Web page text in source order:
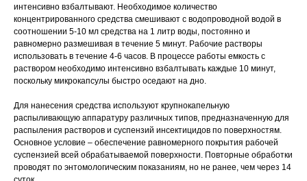
интенсивно взбалтывают. Необходимое количество
концентрированного средства смешивают с водопроводной водой в
соотношении 5-10 мл средства на 1 литр воды, постоянно и
равномерно размешивая в течение 5 минут. Рабочие растворы
использовать в течение 4-6 часов. В процессе работы емкость с
раствором необходимо интенсивно взбалтывать каждые 10 минут,
поскольку микрокапсулы быстро оседают на дно.
Для нанесения средства используют крупнокапельную
распыливающую аппаратуру различных типов, предназначенную для
распыления растворов и суспензий инсектицидов по поверхностям.
Основное условие – обеспечение равномерного покрытия рабочей
суспензией всей обрабатываемой поверхности. Повторные обработки
проводят по энтомологическим показаниям, но не ранее, чем через 14